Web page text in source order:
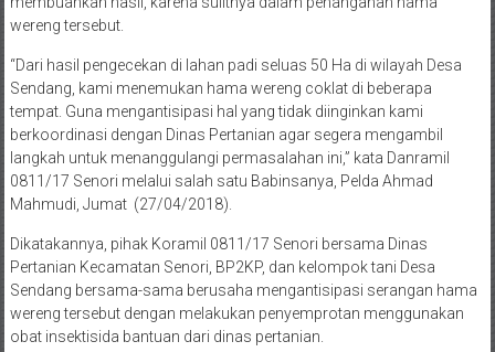
wereng tersebut.
“Dari hasil pengecekan di lahan padi seluas 50 Ha di wilayah Desa
Sendang, kami menemukan hama wereng coklat di beberapa
tempat. Guna mengantisipasi hal yang tidak diinginkan kami
berkoordinasi dengan Dinas Pertanian agar segera mengambil
langkah untuk menanggulangi permasalahan ini,” kata Danramil
0811/17 Senori melalui salah satu Babinsanya, Pelda Ahmad
Mahmudi, Jumat (27/04/2018).
Dikatakannya, pihak Koramil 0811/17 Senori bersama Dinas
Pertanian Kecamatan Senori, BP2KP, dan kelompok tani Desa
Sendang bersama-sama berusaha mengantisipasi serangan hama
wereng tersebut dengan melakukan penyemprotan menggunakan
obat insektisida bantuan dari dinas pertanian.